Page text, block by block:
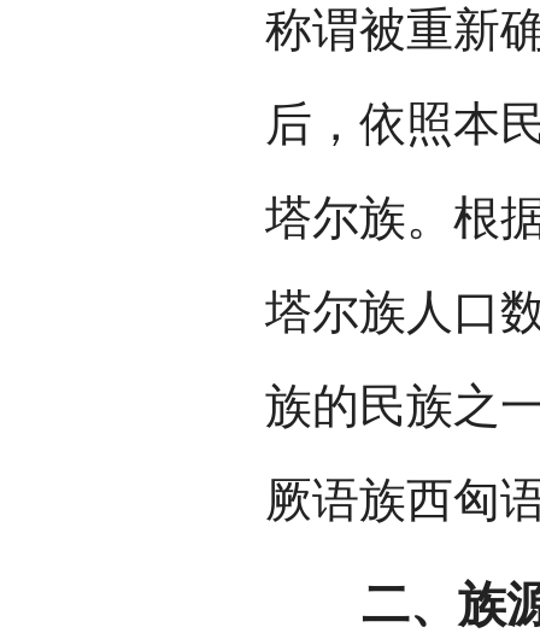
称谓被重新
后，依照本
塔尔族。根
塔尔族人口
族的民族之
厥语族西匈
二、族